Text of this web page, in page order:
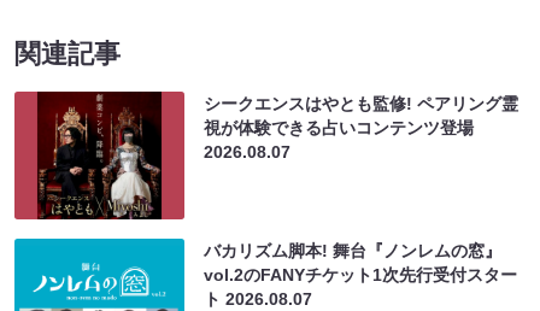
関連記事
シークエンスはやとも監修! ペアリング霊
視が体験できる占いコンテンツ登場
2026.08.07
バカリズム脚本! 舞台『ノンレムの窓』
vol.2のFANYチケット1次先行受付スター
ト2026.08.07